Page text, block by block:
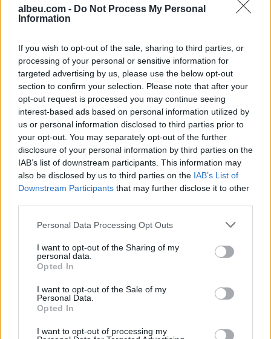
albeu.com - Do Not Process My Personal
Information
If you wish to opt-out of the sale, sharing to third parties, or
processing of your personal or sensitive information for
targeted advertising by us, please use the below opt-out
section to confirm your selection. Please note that after your
opt-out request is processed you may continue seeing
interest-based ads based on personal information utilized by
us or personal information disclosed to third parties prior to
your opt-out. You may separately opt-out of the further
disclosure of your personal information by third parties on the
IAB’s list of downstream participants. This information may
also be disclosed by us to third parties on the IAB’s List of
Downstream Participants that may further disclose it to other
Personal Data Processing Opt Outs
I want to opt-out of the Sharing of my
personal data.
Opted In
I want to opt-out of the Sale of my
Personal Data.
Opted In
I want to opt-out of processing my
Esim for Global
Esim for USA|Esim for Italy| Esim for Spain|Esim